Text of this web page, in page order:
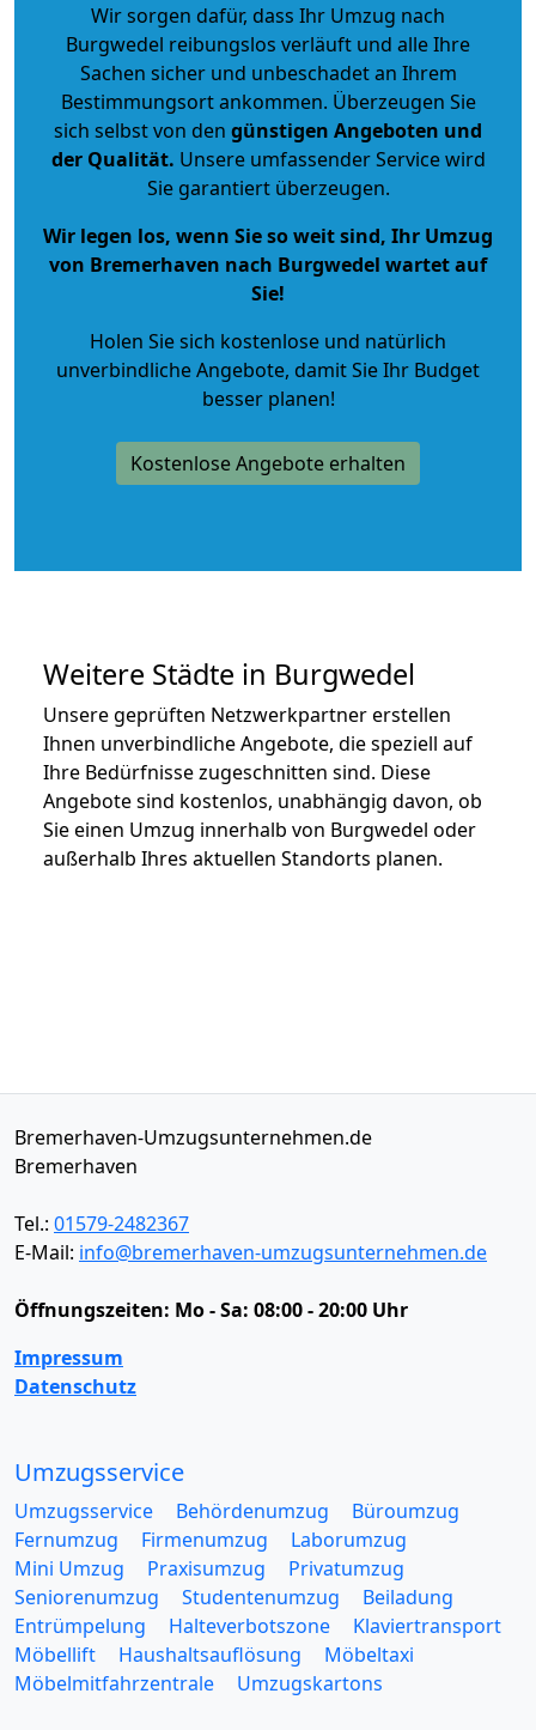
Wir sorgen dafür, dass Ihr Umzug nach
Burgwedel reibungslos verläuft und alle Ihre
Sachen sicher und unbeschadet an Ihrem
Bestimmungsort ankommen. Überzeugen Sie
sich selbst von den günstigen Angeboten und
der Qualität. Unsere umfassender Service wird
Sie garantiert überzeugen.
Wir legen los, wenn Sie so weit sind, Ihr Umzug
von Bremerhaven nach Burgwedel wartet auf
Sie!
Holen Sie sich kostenlose und natürlich
unverbindliche Angebote, damit Sie Ihr Budget
besser planen!
Kostenlose Angebote erhalten
Weitere Städte in Burgwedel
Unsere geprüften Netzwerkpartner erstellen
Ihnen unverbindliche Angebote, die speziell auf
Ihre Bedürfnisse zugeschnitten sind. Diese
Angebote sind kostenlos, unabhängig davon, ob
Sie einen Umzug innerhalb von Burgwedel oder
außerhalb Ihres aktuellen Standorts planen.
Bremerhaven-Umzugsunternehmen.de
Bremerhaven
Tel.: 01579-2482367
E-Mail: info@bremerhaven-umzugsunternehmen.de
Öffnungszeiten: Mo - Sa: 08:00 - 20:00 Uhr
Impressum
Datenschutz
Umzugsservice
Umzugsservice Behördenumzug
Büroumzug
Fernumzug
Firmenumzug
Laborumzug
Mini Umzug
Praxisumzug
Privatumzug
Seniorenumzug
Studentenumzug
Beiladung
Entrümpelung
Halteverbotszone
Klaviertransport
Möbellift
Haushaltsauflösung
Möbeltaxi
Möbelmitfahrzentrale
Umzugskartons